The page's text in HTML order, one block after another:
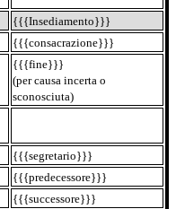
{{{Insediamento}}}
{{{consacrazione}}}
{{{fine}}}
(per causa incerta o
sconosciuta)
{{{segretario}}}
{{{predecessore}}}
{{{successore}}}